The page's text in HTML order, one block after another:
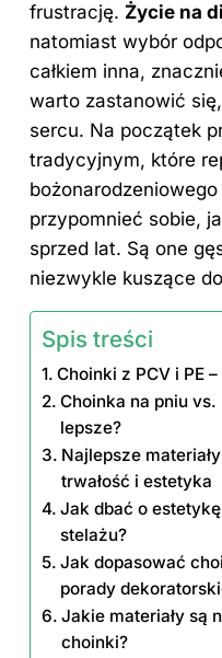
frustrację. Życie na
natomiast wybór
całkiem inna,
warto zastanowić
sercu. Na początek
tradycyjnym, które
przypomnieć sobie,
sprzed lat. Są one
niezwykle kuszące
Spis treści
Choinki z PCV i PE
Choinka na pniu
lepsze?
Najlepsze
trwałość i estetyka
Jak dbać o
stelażu?
Jak dopasować
porady
Jakie materiały są
choinki?